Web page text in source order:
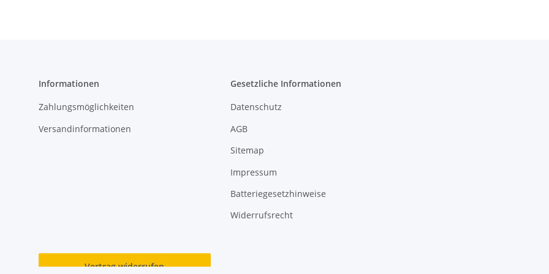
Informationen
Zahlungsmöglichkeiten
Versandinformationen
Gesetzliche Informationen
Datenschutz
AGB
Sitemap
Impressum
Batteriegesetzhinweise
Widerrufsrecht
Vertrag widerrufen